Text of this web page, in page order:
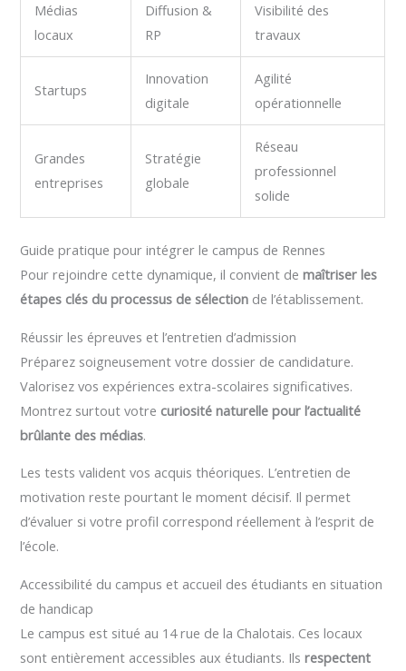
Médias
locaux
Diffusion &
RP
Visibilité des
travaux
Startups
Innovation
digitale
Agilité
opérationnelle
Grandes
entreprises
Stratégie
globale
Réseau
professionnel
solide
Guide pratique pour intégrer le campus de Rennes
Pour rejoindre cette dynamique, il convient demaîtriser les
étapes clés du processus de sélection de l’établissement.
Réussir les épreuves et l’entretien d’admission
Préparez soigneusement votre dossier de candidature.
Valorisez vos expériences extra-scolaires significatives.
Montrez surtout votre curiosité naturelle pour l’actualité
brûlante des médias.
Les tests valident vos acquis théoriques. L’entretien de
motivation reste pourtant le moment décisif. Il permet
d’évaluer si votre profil correspond réellement à l’esprit de
l’école.
Accessibilité du campus et accueil des étudiants en situation
de handicap
Le campus est situé au 14 rue de la Chalotais. Ces locaux
sont entièrement accessibles aux étudiants. Ilsrespectent